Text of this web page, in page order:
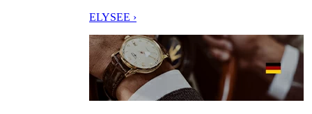
ELYSEE ›